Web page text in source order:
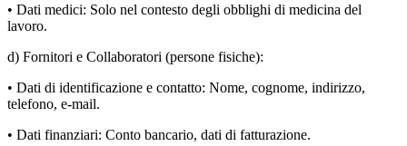
• Dati medici: Solo nel contesto degli obblighi di medicina del
lavoro.
d) Fornitori e Collaboratori (persone fisiche):
• Dati di identificazione e contatto: Nome, cognome, indirizzo,
telefono, e-mail.
• Dati finanziari: Conto bancario, dati di fatturazione.